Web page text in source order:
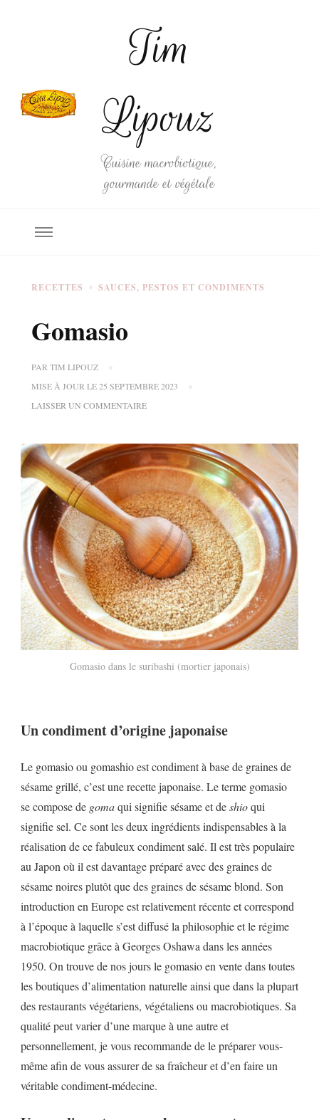
Tim
Lipouz
Cuisine macrobiotique,
gourmande et végétale
RECETTES SAUCES, PESTOS ET CONDIMENTS
Gomasio
PAR TIM LIPOUZ
MISE À JOUR LE25 SEPTEMBRE 2023
LAISSER UN COMMENTAIRESUR
Gomasio dans le suribashi (mortier japonais)
Un condiment d’origine japonaise
Le gomasio ou gomashio est condiment à base de graines de
sésame grillé, c’est une recette japonaise. Le terme gomasio
se compose de gomaqui signifie sésame et deshioqui
signifie sel. Ce sont les deux ingrédients indispensables à la
réalisation de ce fabuleux condiment salé. Il est très populaire
au Japon où il est davantage préparé avec des graines de
sésame noires plutôt que des graines de sésame blond. Son
introduction en Europe est relativement récente et correspond
à l’époque à laquelle s’est diffusé la philosophie et le régime
macrobiotique grâce à Georges Oshawa dans les années
1950. On trouve de nos jours le gomasio en vente dans toutes
les boutiques d’alimentation naturelle ainsi que dans la plupart
des restaurants végétariens, végétaliens ou macrobiotiques. Sa
qualité peut varier d’une marque à une autre et
personnellement, je vous recommande de le préparer vous-
même afin de vous assurer de sa fraîcheur et d’en faire un
véritable condiment-médecine.